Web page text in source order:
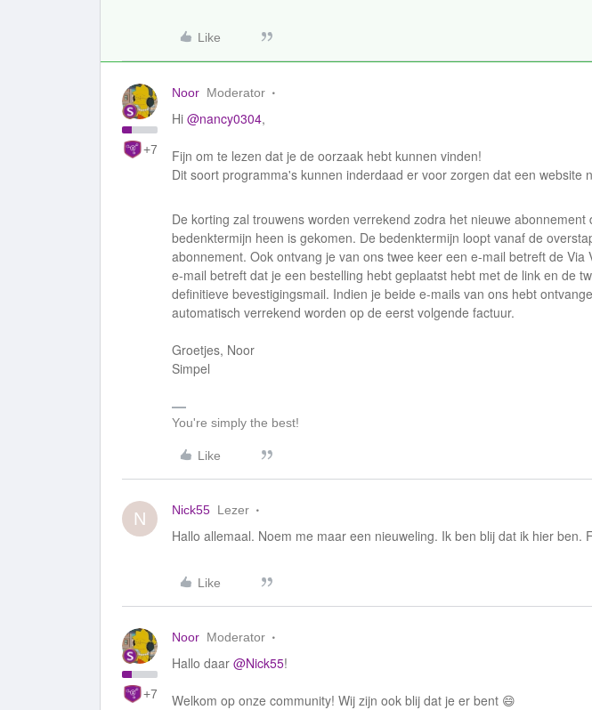
Like
+7
Noor Moderator
Hi @nancy0304,
Fijn om te lezen dat je de oorzaak hebt kunnen vinden!
Dit soort programma's kunnen inderdaad er voor zorgen dat een website
De korting zal trouwens worden verrekend zodra het nieuwe abonnement
bedenktermijn heen is gekomen. De bedenktermijn loopt vanaf de
abonnement. Ook ontvang je van ons twee keer een e-mail betreft de Via
e-mail betreft dat je een bestelling hebt geplaatst hebt met de link en de
definitieve bevestigingsmail. Indien je beide e-mails van ons hebt
automatisch verrekend worden op de eerst volgende factuur.
Groetjes, Noor
Simpel
You're simply the best!
Like
N Nick55 Lezer
Hallo allemaal. Noem me maar een nieuweling. Ik ben blij dat ik hier ben.
Like
+7
Noor Moderator
Hallo daar @Nick55!
Welkom op onze community! Wij zijn ook blij dat je er bent 😄